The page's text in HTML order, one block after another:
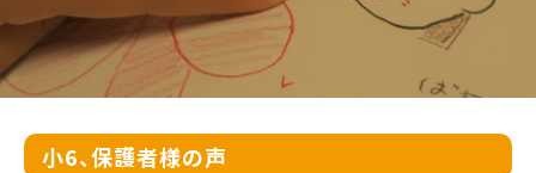
小6、保護者様の声